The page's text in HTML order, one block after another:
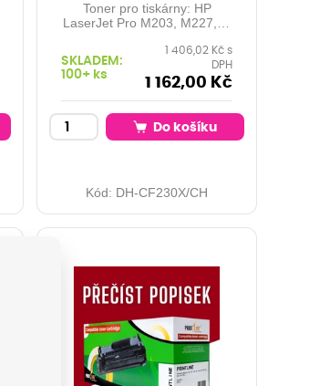
Toner pro tiskárny: HP
LaserJet Pro M203, M227, ...
stran při 5% pokrytí Barva:
SKLADEM:
100+ ks
1 406,02 Kč s
DPH
1 162,00 Kč
Do košíku
Kód: DH-CF230X/CH